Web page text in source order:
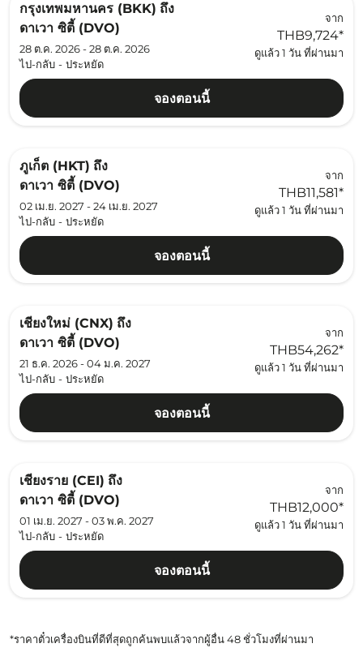
กรุงเทพมหานคร (BKK) ถึง
ดาเวา ซิตี้ (DVO)
28 ต.ค. 2026 - 28 ต.ค. 2026
ไป-กลับ - ประหยัด
จาก
THB9,724*
ดูแล้ว 1 วัน ที่ผ่านมา
จองตอนนี้
ภูเก็ต (HKT) ถึง
ดาเวา ซิตี้ (DVO)
02 เม.ย. 2027 - 24 เม.ย. 2027
ไป-กลับ - ประหยัด
จาก
THB11,581*
ดูแล้ว 1 วัน ที่ผ่านมา
จองตอนนี้
เชียงใหม่ (CNX) ถึง
ดาเวา ซิตี้ (DVO)
21 ธ.ค. 2026 - 04 ม.ค. 2027
ไป-กลับ - ประหยัด
จาก
THB54,262*
ดูแล้ว 1 วัน ที่ผ่านมา
จองตอนนี้
เชียงราย (CEI) ถึง
ดาเวา ซิตี้ (DVO)
01 เม.ย. 2027 - 03 พ.ค. 2027
ไป-กลับ - ประหยัด
จาก
THB12,000*
ดูแล้ว 1 วัน ที่ผ่านมา
จองตอนนี้
*ราคาตั๋วเครื่องบินที่ดีที่สุดถูกค้นพบแล้วจากผู้อื่น 48 ชั่วโมงที่ผ่านมา